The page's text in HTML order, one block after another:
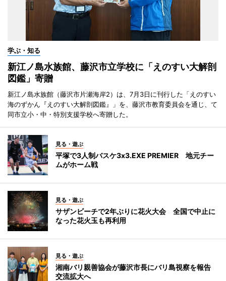
学ぶ・知る
新江ノ島水族館、藤沢市立学校に「えのすい大解剖
図鑑」寄贈
新江ノ島水族館（藤沢市片瀬海岸2）は、7月3日に刊行した「えのすい
海のずかん『えのすい大解剖図鑑』」を、藤沢市教育委員会を通じ、て
同市立小・中・特別支援学校へ寄贈した。
見る・遊ぶ
平塚で3人制バスケ3x3.EXE PREMIER 地元チー
ムがホーム戦
見る・遊ぶ
サザンビーチで2年ぶりに花火大会 全国で中止に
なった花火玉も再利用
見る・遊ぶ
湘南バリ親善協会が藤沢市長にバリ島視察を報告
交流拡大へ